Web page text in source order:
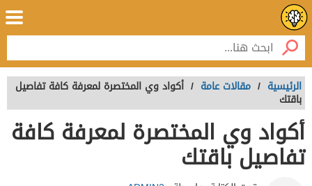
الرئيسية / مقالات عامة / أكواد وي المختصرة لمعرفة كافة تفاصيل
باقتك
أكواد وي المختصرة لمعرفة كافة
تفاصيل باقتك